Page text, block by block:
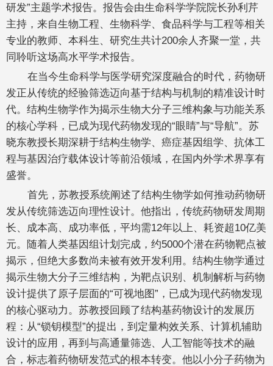
研发”主题学术报告。报告会由生命科学学院院长孙利芹
主持，来自生物工程、生物科学、食品科学与工程等相关
专业的教师、本科生、研究生共计200余人齐聚一堂，共
同聆听这场高水平学术报告。
在当今生命科学与医学研究深度融合的时代，药物研
发正从传统的经验筛选迈向基于结构与机制的精准设计时
代。结构生物学作为揭示生物大分子三维构象与功能关系
的核心学科，已成为现代药物发现的“眼睛”与“导航”。苏
晓东教授长期深耕于结构生物学、癌症基因组学、抗体工
程与基因治疗载体设计等前沿领域，在国内外学术界享有
盛誉。
首先，苏教授系统阐述了结构生物学如何推动药物研
发从传统筛选迈向理性设计。他指出，传统药物研发周期
长、成本高、成功率低，平均需12年以上、耗资超10亿美
元。随着人类基因组计划完成，约5000个潜在药物靶点被
揭示，但绝大多数尚未被有效开发利用。结构生物学通过
揭示生物大分子三维结构，为靶点识别、机制解析与药物
设计提供了原子层面的“可视地图”，已成为现代药物发现
的核心驱动力。苏教授回顾了结构基药物设计的发展历
程：从“锁钥模型”的提出，到定量构效关系、计算机辅助
设计的应用，再到与高通量筛选、人工智能等技术的融
合，标志着药物研发范式的根本转变。他以小分子药物为